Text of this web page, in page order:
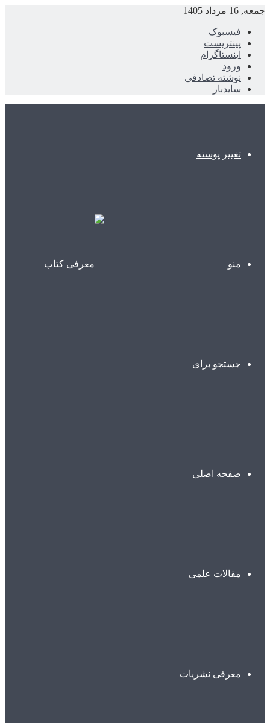
جمعه, 16 مرداد 1405
فیسبوک
پینتریست
اینستاگرام
ورود
نوشته تصادفی
سایدبار
تغییر پوسته
منو
جستجو برای
صفحه اصلی
مقالات علمی
معرفی نشریات